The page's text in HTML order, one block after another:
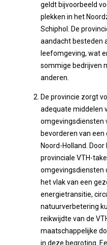
geldt bijvoorbeeld
plekken in het
Schiphol. De
aandacht besteden
leefomgeving, wat
sommige bedrijven
anderen.
De provincie zorgt
adequate middelen
omgevingsdiensten
bevorderen van een
Noord-Holland.
provinciale VTH-
omgevingsdiensten
het vlak van een
energietransitie,
natuurverbetering
reikwijdte van de
maatschappelijke
in deze begroting.